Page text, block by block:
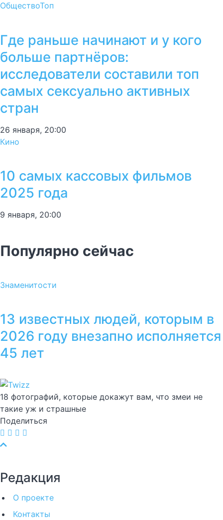
ОбществоТоп
Где раньше начинают и у кого
больше партнёров:
исследователи составили топ
самых сексуально активных
стран
26 января, 20:00
Кино
10 самых кассовых фильмов
2025 года
9 января, 20:00
Популярно сейчас
Знаменитости
13 известных людей, которым в
2026 году внезапно исполняется
45 лет
18 фотографий, которые докажут вам, что змеи не
такие уж и страшные
Поделиться
Редакция
О проекте
Контакты